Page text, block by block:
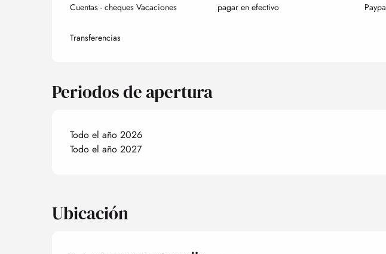
Cuentas - cheques Vacaciones pagar en efectivo
Transferencias
Periodos de apertura
Todo el año 2026
Todo el año 2027
Ubicación